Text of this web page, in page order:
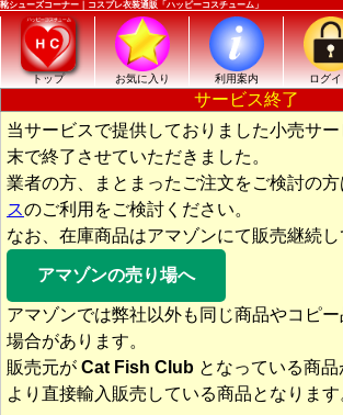
靴シューズコーナー｜コスプレ衣装通販「ハッピーコスチューム」
トップ お気に入り 利用案内 ログイ
サービス終了
当サービスで提供しておりました小売サ
末で終了させていただきました。
業者の方、まとまったご注文をご検討の方
スのご利用をご検討ください。
なお、在庫商品はアマゾンにて販売継続し
アマゾンの売り場へ
アマゾンでは弊社以外も同じ商品やコピ
場合があります。
販売元が Cat Fish Club となっている商
より直接輸入販売している商品となります